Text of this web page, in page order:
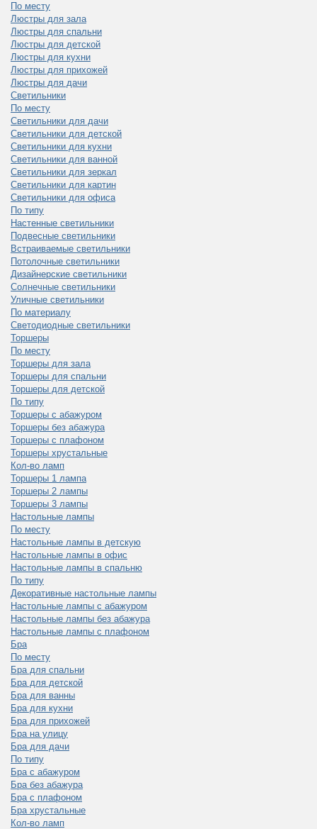
По месту
Люстры для зала
Люстры для спальни
Люстры для детской
Люстры для кухни
Люстры для прихожей
Люстры для дачи
Светильники
По месту
Светильники для дачи
Светильники для детской
Светильники для кухни
Светильники для ванной
Светильники для зеркал
Светильники для картин
Светильники для офиса
По типу
Настенные светильники
Подвесные светильники
Встраиваемые светильники
Потолочные светильники
Дизайнерские светильники
Солнечные светильники
Уличные светильники
По материалу
Светодиодные светильники
Торшеры
По месту
Торшеры для зала
Торшеры для спальни
Торшеры для детской
По типу
Торшеры с абажуром
Торшеры без абажура
Торшеры с плафоном
Торшеры хрустальные
Кол-во ламп
Торшеры 1 лампа
Торшеры 2 лампы
Торшеры 3 лампы
Настольные лампы
По месту
Настольные лампы в детскую
Настольные лампы в офис
Настольные лампы в спальню
По типу
Декоративные настольные лампы
Настольные лампы с абажуром
Настольные лампы без абажура
Настольные лампы с плафоном
Бра
По месту
Бра для спальни
Бра для детской
Бра для ванны
Бра для кухни
Бра для прихожей
Бра на улицу
Бра для дачи
По типу
Бра с абажуром
Бра без абажура
Бра с плафоном
Бра хрустальные
Кол-во ламп